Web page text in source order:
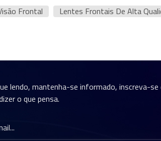
Frontal
Lentes Frontais De Alta
lendo, mantenha-se informado, inscreva-
o que pensa.